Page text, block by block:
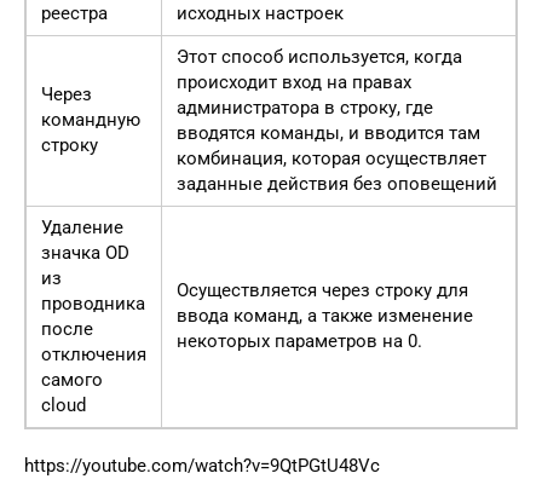
реестра
исходных настроек
Через
командную
строку
Этот способ используется, когда
происходит вход на правах
администратора в строку, где
вводятся команды, и вводится там
комбинация, которая осуществляет
заданные действия без оповещений
Удаление
значка OD
из
проводника
после
отключения
самого
cloud
Осуществляется через строку для
ввода команд, а также изменение
некоторых параметров на 0.
https://youtube.com/watch?v=9QtPGtU48Vc